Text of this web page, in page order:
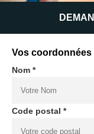
Vos coordonnées
Nom *
Code postal *